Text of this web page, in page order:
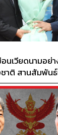
นเวียดนามอย่
าติ สานสัมพัน